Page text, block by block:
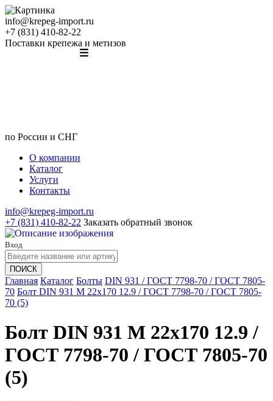
info@krepeg-import.ru
+7 (831) 410-82-22
Поставки крепежа и метизов
по России и СНГ
О компании
Каталог
Услуги
Контакты
info@krepeg-import.ru
+7 (831) 410-82-22 Заказать обратный звонок
Вход
ПОИСК
Главная Каталог Болты DIN 931 / ГОСТ 7798-70 / ГОСТ 7805-
70 Болт DIN 931 M 22x170 12.9 / ГОСТ 7798-70 / ГОСТ 7805-
70 (5)
Болт DIN 931 M 22x170 12.9 /
ГОСТ 7798-70 / ГОСТ 7805-70
(5)